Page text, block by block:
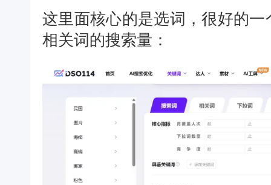
这里面核心的是选词，很好的
相关词的搜索量：